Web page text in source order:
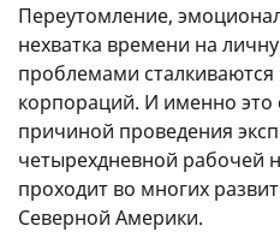
Переутомление,
нехватка времени на
проблемами
корпораций. И именно это
причиной проведения
четырехдневной рабочей
проходит во многих
Северной Америки.